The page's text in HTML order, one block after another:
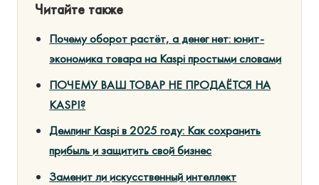
Читайте также
Почему оборот растёт, а денег нет: юнит-
экономика товара на Kaspi простыми словами
ПОЧЕМУ ВАШ ТОВАР НЕ ПРОДАЁТСЯ НА
KASPI?
Демпинг Kaspi в 2025 году: Как сохранить
прибыль и защитить свой бизнес
Заменит ли искусственный интеллект